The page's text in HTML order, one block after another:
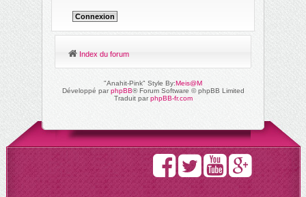
Index du forum
"Anahit-Pink" Style By:Meis@M
Développé parphpBB® Forum Software © phpBB Limited
Traduit par phpBB-fr.com